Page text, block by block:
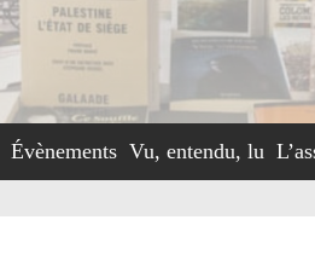
Évènements Vu, entendu, lu